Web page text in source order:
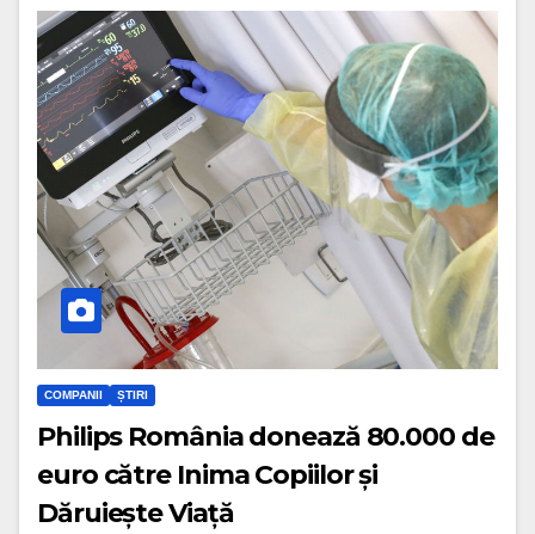
COMPANII ȘTIRI
Philips România donează 80.000 de
euro către Inima Copiilor și
Dăruiește Viață